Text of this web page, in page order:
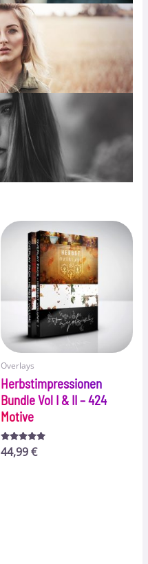
Overlays
Herbstimpressionen
Bundle Vol I & II – 424
Motive
Bewertet
mit
44,99€